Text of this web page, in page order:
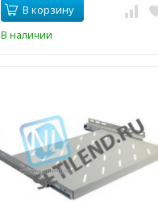
В корзину
В наличии